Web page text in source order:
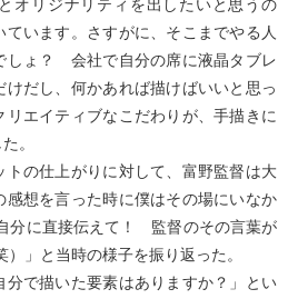
オリジナリティを出したいと思うの
います。さすがに、そこまでやる人
しょ？ 会社で自分の席に液晶タブレ
だし、何かあれば描けばいいと思っ
エイティブなこだわりが、手描きに
。
トの仕上がりに対して、富野監督は大
感想を言った時に僕はその場にいなか
分に直接伝えて！ 監督のその言葉が
」と当時の様子を振り返った。
で描いた要素はありますか？」とい